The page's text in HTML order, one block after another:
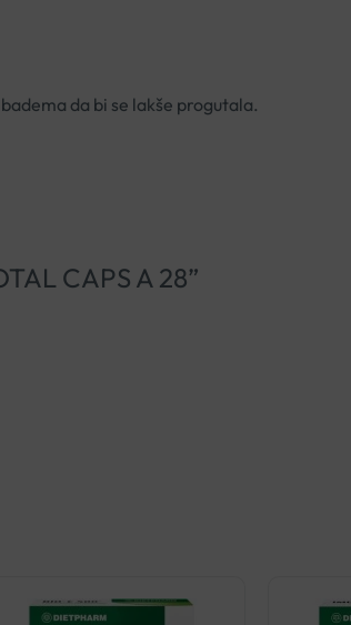
da bi se lakše progutala.
CAPS A 28”